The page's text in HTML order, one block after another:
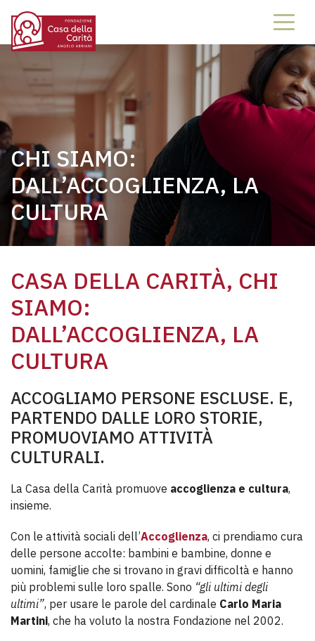
CHI SIAMO:
DALL’ACCOGLIENZA, LA
CULTURA
CASA DELLA CARITÀ, CHI
SIAMO:
DALL’ACCOGLIENZA, LA
CULTURA
ACCOGLIAMO PERSONE ESCLUSE. E,
PARTENDO DALLE LORO STORIE,
PROMUOVIAMO ATTIVITÀ
CULTURALI.
La Casa della Carità promuove accoglienza e cultura,
insieme.
Con le attività sociali dell’Accoglienza, ci prendiamo cura
delle persone accolte: bambini e bambine, donne e
uomini, famiglie che si trovano in gravi difficoltà e hanno
più problemi sulle loro spalle. Sono “gli ultimi degli
ultimi”, per usare le parole del cardinale Carlo Maria
Martini, che ha voluto la nostra Fondazione nel 2002.